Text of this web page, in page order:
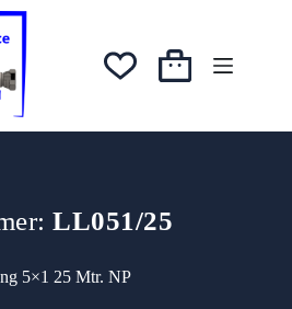
Winkelwagen
LL051/25
5×1 25 Mtr. NP